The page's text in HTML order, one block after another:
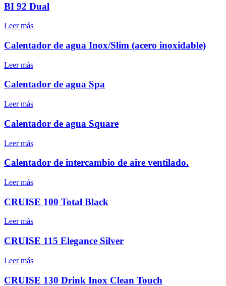
BI 92 Dual
Leer más
Calentador de agua Inox/Slim (acero inoxidable)
Leer más
Calentador de agua Spa
Leer más
Calentador de agua Square
Leer más
Calentador de intercambio de aire ventilado.
Leer más
CRUISE 100 Total Black
Leer más
CRUISE 115 Elegance Silver
Leer más
CRUISE 130 Drink Inox Clean Touch